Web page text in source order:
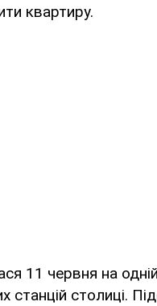
квартиру.
11 червня на
станцій столиці.